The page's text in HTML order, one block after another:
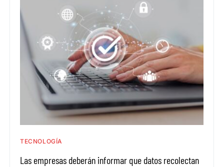
TECNOLOGÍA
Las empresas deberán informar que datos recolectan